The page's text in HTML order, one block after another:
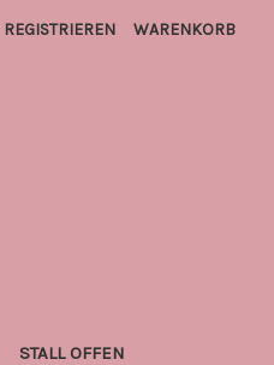
REGISTRIEREN WARENKORB
STALL OFFEN